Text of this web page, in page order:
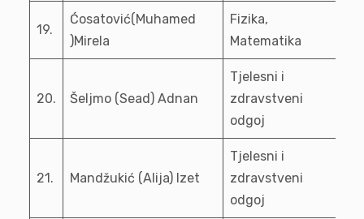
19.
Ćosatović(Muhamed
)Mirela
Fizika,
Matematika
20. Šeljmo (Sead) Adnan
Tjelesni i
zdravstveni
odgoj
21. Mandžukić (Alija) Izet
Tjelesni i
zdravstveni
odgoj